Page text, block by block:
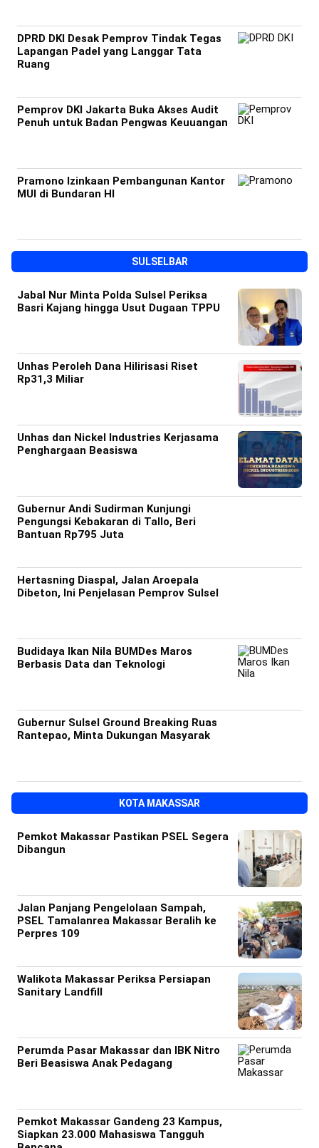
DPRD DKI Desak Pemprov Tindak Tegas
Lapangan Padel yang Langgar Tata
Ruang
Pemprov DKI Jakarta Buka Akses Audit
Penuh untuk Badan Pengwas Keuuangan
Pramono Izinkaan Pembangunan Kantor
MUI di Bundaran HI
SULSELBAR
Jabal Nur Minta Polda Sulsel Periksa
Basri Kajang hingga Usut Dugaan TPPU
Unhas Peroleh Dana Hilirisasi Riset
Rp31,3 Miliar
Unhas dan Nickel Industries Kerjasama
Penghargaan Beasiswa
Gubernur Andi Sudirman Kunjungi
Pengungsi Kebakaran di Tallo, Beri
Bantuan Rp795 Juta
Hertasning Diaspal, Jalan Aroepala
Dibeton, Ini Penjelasan Pemprov Sulsel
Budidaya Ikan Nila BUMDes Maros
Berbasis Data dan Teknologi
Gubernur Sulsel Ground Breaking Ruas
Rantepao, Minta Dukungan Masyarak
KOTA MAKASSAR
Pemkot Makassar Pastikan PSEL Segera
Dibangun
Jalan Panjang Pengelolaan Sampah,
PSEL Tamalanrea Makassar Beralih ke
Perpres 109
Walikota Makassar Periksa Persiapan
Sanitary Landfill
Perumda Pasar Makassar dan IBK Nitro
Beri Beasiswa Anak Pedagang
Pemkot Makassar Gandeng 23 Kampus,
Siapkan 23.000 Mahasiswa Tangguh